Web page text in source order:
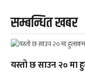
सम्बन्धित खबर
यस्तो छ साउन २० मा